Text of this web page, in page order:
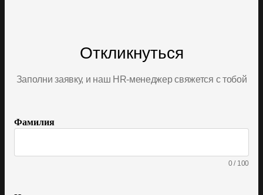
Откликнуться
Заполни заявку, и наш HR‑менеджер свяжется с тобой
Фамилия
0/ 100